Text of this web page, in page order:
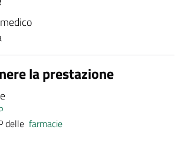
la prestazione
dellefarmacie